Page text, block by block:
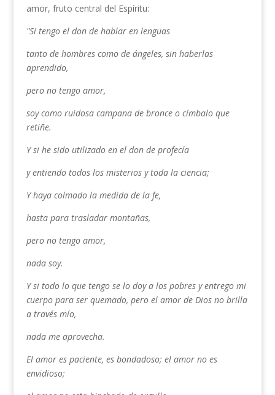
amor, fruto central del Espíritu:
"Si tengo el don de hablar en lenguas
tanto de hombres como de ángeles, sin haberlas
aprendido,
pero no tengo amor,
soy como ruidosa campana de bronce o címbalo que
retiñe.
Y si he sido utilizado en el don de profecía
y entiendo todos los misterios y toda la ciencia;
Y haya colmado la medida de la fe,
hasta para trasladar montañas,
pero no tengo amor,
nada soy.
Y si todo lo que tengo se lo doy a los pobres y entrego mi
cuerpo para ser quemado, pero el amor de Dios no brilla
a través mío,
nada me aprovecha.
El amor es paciente, es bondadoso; el amor no es
envidioso;